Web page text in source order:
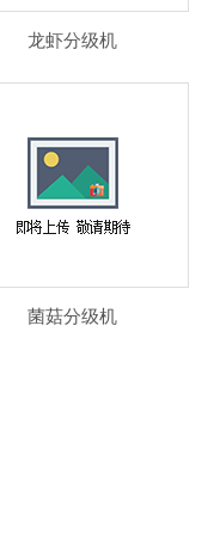
龙虾分级机
菌菇分级机